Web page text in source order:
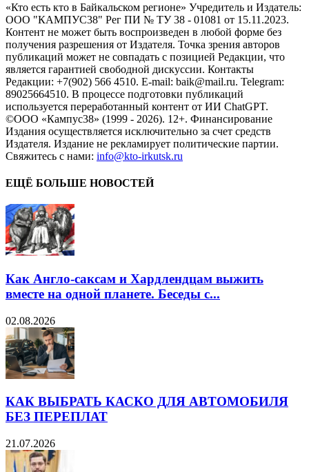
«Кто есть кто в Байкальском регионе» Учредитель и Издатель:
ООО "КАМПУС38" Рег ПИ № ТУ 38 - 01081 от 15.11.2023.
Контент не может быть воспроизведен в любой форме без
получения разрешения от Издателя. Точка зрения авторов
публикаций может не совпадать с позицией Редакции, что
является гарантией свободной дискуссии. Контакты
Редакции: +7(902) 566 4510. E-mail: baik@mail.ru. Telegram:
89025664510. В процессе подготовки публикаций
используется переработанный контент от ИИ ChatGPT.
©ООО «Кампус38» (1999 - 2026). 12+. Финансирование
Издания осуществляется исключительно за счет средств
Издателя. Издание не рекламирует политические партии.
Свяжитесь с нами: info@kto-irkutsk.ru
ЕЩЁ БОЛЬШЕ НОВОСТЕЙ
Как Англо-саксам и Хардлендцам выжить
вместе на одной планете. Беседы с...
02.08.2026
КАК ВЫБРАТЬ КАСКО ДЛЯ АВТОМОБИЛЯ
БЕЗ ПЕРЕПЛАТ
21.07.2026